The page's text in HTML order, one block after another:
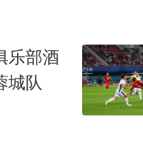
乐部酒
城队